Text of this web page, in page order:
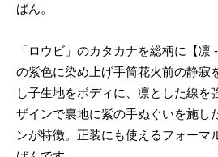
ばん。
「ロウビ」のカタカナを総柄に【凛
の紫色に染め上げ手筒花火前の静寂
し子生地をボディに、凛とした線を
ザインで裏地に紫の手ぬぐいを施し
ンが特徴。正装にも使えるフォーマ